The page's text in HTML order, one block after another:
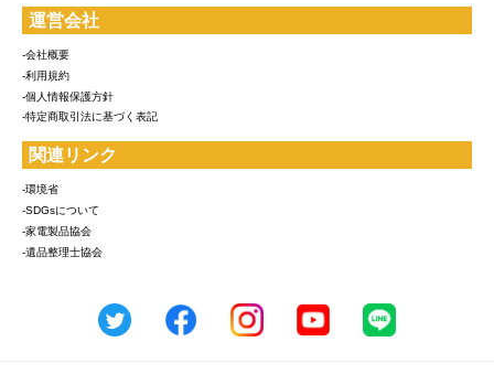
運営会社
-会社概要
-利用規約
-個人情報保護方針
-特定商取引法に基づく表記
関連リンク
-環境省
-SDGsについて
-家電製品協会
-遺品整理士協会